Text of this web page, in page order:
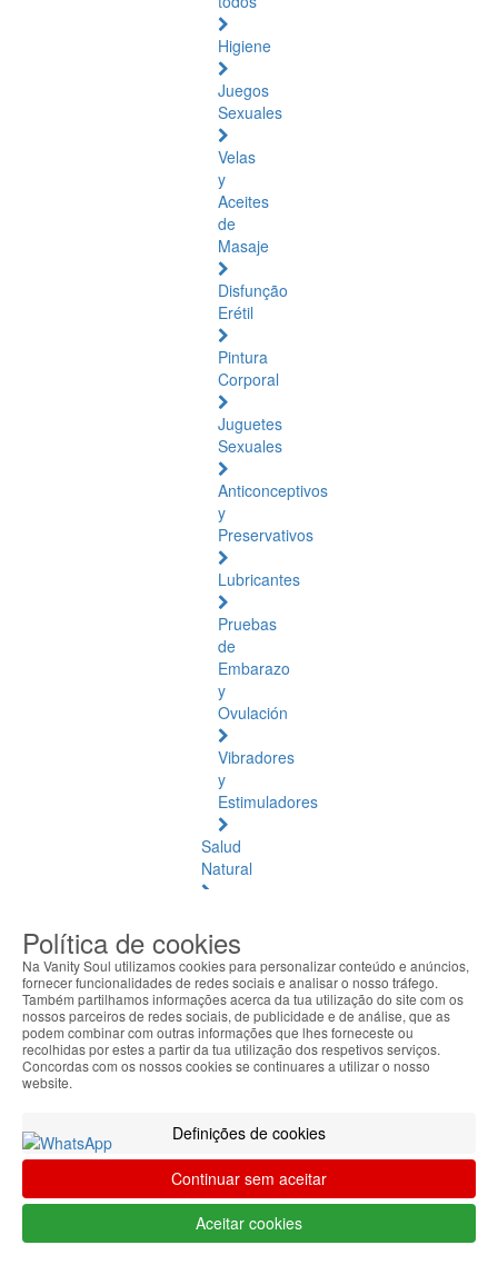
Higiene
Juegos
Sexuales
Velas
y
Aceites
de
Masaje
Disfunção
Erétil
Pintura
Corporal
Juguetes
Sexuales
Anticonceptivos
y
Preservativos
Lubricantes
Pruebas
de
Embarazo
y
Ovulación
Vibradores
y
Estimuladores
Salud
Natural
Natural
Ver
todos
Ámbar
Báltico
Músculos
Bienestar
Diario
Circulación
Política de cookies
Na Vanity Soul utilizamos cookies para personalizar conteúdo e anúncios,
fornecer funcionalidades de redes sociais e analisar o nosso tráfego.
Também partilhamos informações acerca da tua utilização do site com os
nossos parceiros de redes sociais, de publicidade e de análise, que as
podem combinar com outras informações que lhes forneceste ou
recolhidas por estes a partir da tua utilização dos respetivos serviços.
Concordas com os nossos cookies se continuares a utilizar o nosso
website.
Definições de cookies
Continuar sem aceitar
Aceitar cookies